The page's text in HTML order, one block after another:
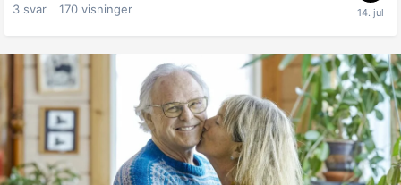
3 svar 170 visninger